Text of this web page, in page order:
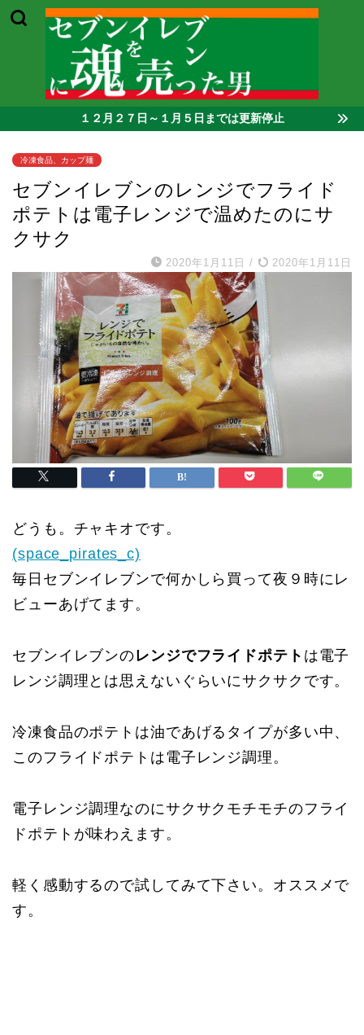
１２月２７日～１月５日までは更新停止
冷凍食品、カップ麺
セブンイレブンのレンジでフライド
ポテトは電子レンジで温めたのにサ
クサク
2020年1月11日 / 2020年1月11日
どうも。チャキオです。
(space_pirates_c)
毎日セブンイレブンで何かしら買って夜９時にレ
ビューあげてます。
セブンイレブンのレンジでフライドポテト は電子
レンジ調理とは思えないぐらいにサクサクです。
冷凍食品のポテトは油であげるタイプが多い中、
このフライドポテトは電子レンジ調理。
電子レンジ調理なのにサクサクモチモチのフライ
ドポテトが味わえます。
軽く感動するので試してみて下さい。オススメで
す。